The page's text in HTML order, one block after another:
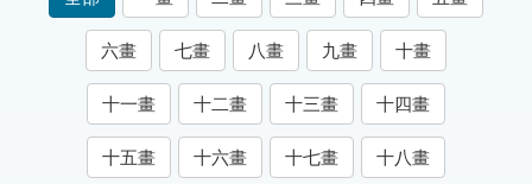
知識索引
單字索引
生命大百科索引
六畫 七畫 八畫 九畫 十畫
十一畫 十二畫 十三畫 十四畫
十五畫 十六畫 十七畫 十八畫